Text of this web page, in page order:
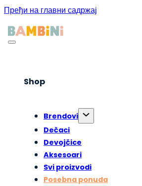
Пређи на главни садржај
Shop
Brendovi
Dečaci
Devojčice
Aksesoari
Svi proizvodi
Posebna ponuda